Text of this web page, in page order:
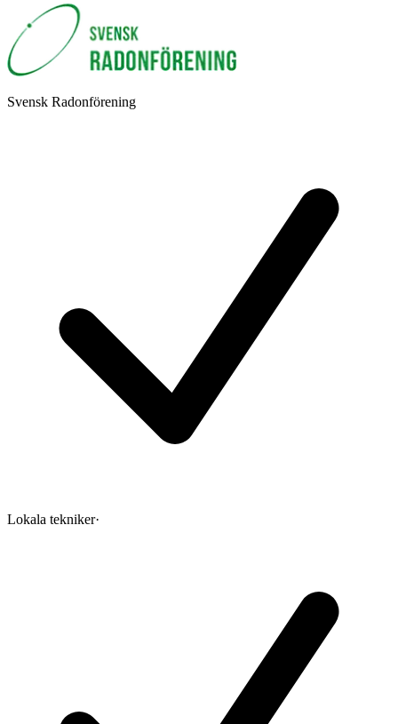
Svensk Radonförening
Lokala tekniker·